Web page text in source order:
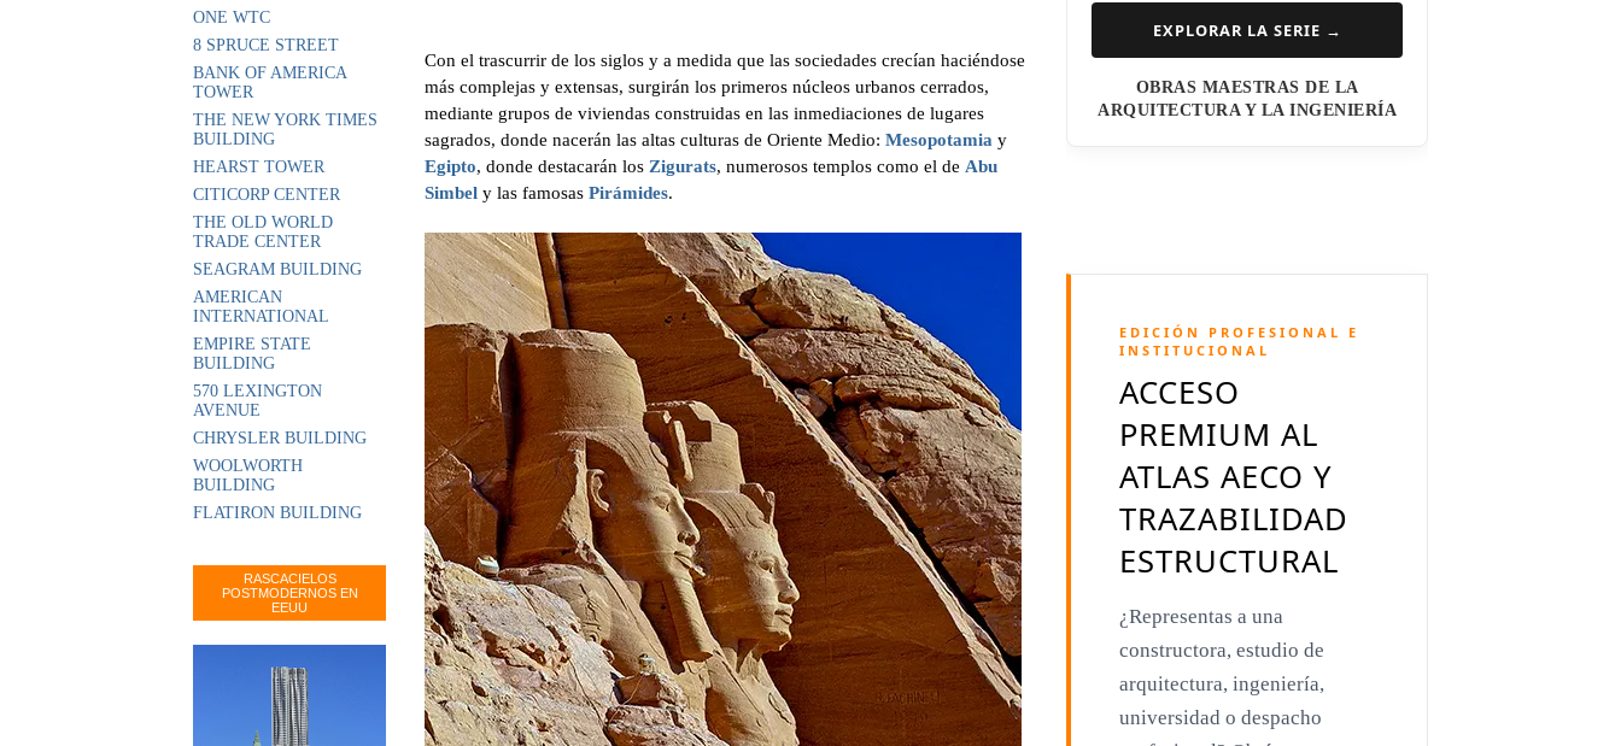
ONE WTC
8 SPRUCE STREET
BANK OF AMERICA
TOWER
THE NEW YORK TIMES
BUILDING
HEARST TOWER
CITICORP CENTER
THE OLD WORLD
TRADE CENTER
SEAGRAM BUILDING
AMERICAN
INTERNATIONAL
EMPIRE STATE
BUILDING
570 LEXINGTON
AVENUE
CHRYSLER BUILDING
WOOLWORTH
BUILDING
FLATIRON BUILDING
RASCACIELOS
POSTMODERNOS EN
EEUU
Con el trascurrir de los siglos y a medida que las sociedades crecían haciéndose
más complejas y extensas, surgirán los primeros núcleos urbanos cerrados,
mediante grupos de viviendas construidas en las inmediaciones de lugares
sagrados, donde nacerán las altas culturas de Oriente Medio: Mesopotamia y
Egipto, donde destacarán los Zigurats, numerosos templos como el de Abu
Simbel y las famosas Pirámides.
Henry N. Cobb
I.M. Pei
Luis Barragán
Richard Meier
Aldo Rossi
Toyo Ito
Jacques Herzog
Rem Koolhaas
Zaha Hadid
Renzo Piano
Mies van der Rohe
EXPLORAR LA SERIE →
OBRAS MAESTRAS DE LA
ARQUITECTURA Y LA INGENIERÍA
EDICIÓN PROFESIONAL E
INSTITUCIONAL
ACCESO
PREMIUM AL
ATLAS AECO Y
TRAZABILIDAD
ESTRUCTURAL
¿Representas a una
constructora, estudio de
arquitectura, ingeniería,
universidad o despacho